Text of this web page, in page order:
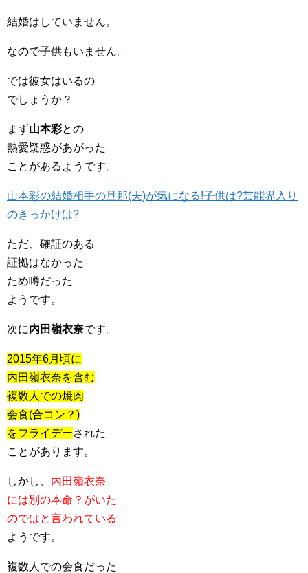
結婚はしていません。
なので子供もいません。
では彼女はいるの
でしょうか？
まず山本彩との
熱愛疑惑があがった
ことがあるようです。
山本彩の結婚相手の旦那(夫)が気になる!子供は?芸能界入り
のきっかけは?
ただ、確証のある
証拠はなかった
ため噂だった
ようです。
次に内田嶺衣奈です。
2015年6月頃に
内田嶺衣奈を含む
複数人での焼肉
会食(合コン？)
をフライデーされた
ことがあります。
しかし、 内田嶺衣奈
には別の本命？がいた
のではと言われている
ようです。
複数人での会食だった